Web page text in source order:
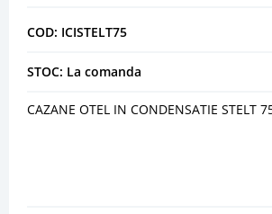
COD: ICISTELT75
STOC: La comanda
CAZANE OTEL IN CONDENSATIE STELT